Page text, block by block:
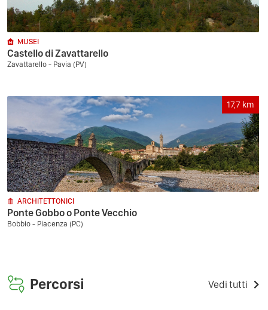
MUSEI
Castello di Zavattarello
Zavattarello - Pavia (PV)
17,7 km
ARCHITETTONICI
Ponte Gobbo o Ponte Vecchio
Bobbio - Piacenza (PC)
Percorsi Vedi tutti